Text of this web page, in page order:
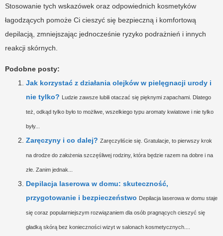
Stosowanie tych wskazówek oraz odpowiednich kosmetyków
łagodzących pomoże Ci cieszyć się bezpieczną i komfortową
depilacją, zmniejszając jednocześnie ryzyko podrażnień i innych
reakcji skórnych.
Podobne posty:
Jak korzystać z działania olejków w pielęgnacji urody i
nie tylko? Ludzie zawsze lubili otaczać się pięknymi zapachami. Dlatego
też, odkąd tylko było to możliwe, wszelkiego typu aromaty kwiatowe i nie tylko
były...
Zaręczyny i co dalej? Zaręczyliście się. Gratulacje, to pierwszy krok
na drodze do założenia szczęśliwej rodziny, która będzie razem na dobre i na
złe. Zanim jednak...
Depilacja laserowa w domu: skuteczność,
przygotowanie i bezpieczeństwo Depilacja laserowa w domu staje
się coraz popularniejszym rozwiązaniem dla osób pragnących cieszyć się
gładką skórą bez konieczności wizyt w salonach kosmetycznych....